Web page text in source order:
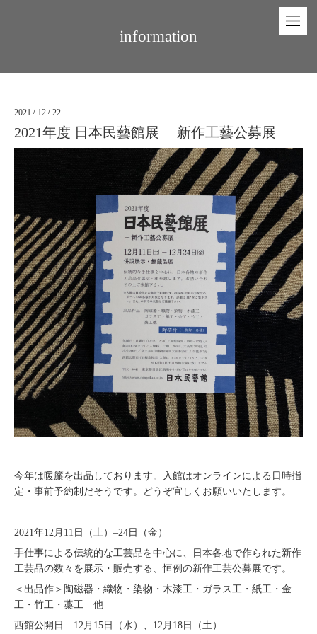
information
2021 / 12 / 22
2021年度 日本民藝館展 —新作工藝公募展—
今年は暖簾を出品しております。入館はオンラインによる日時指
定・事前予約制だそうです。どうぞ宜しくお願いいたします。
2021年12月11日（土）–24日（金）
手仕事による伝統的な工芸品を中心に、日本各地で作られた新作
工芸品の数々を展示・販売する、恒例の新作工芸公募展です。
＜出品作＞陶磁器・織物・染物・木漆工・ガラス工・紙工・金
工・竹工・藁工 他
西館公開日 12月15日（水）、12月18日（土）